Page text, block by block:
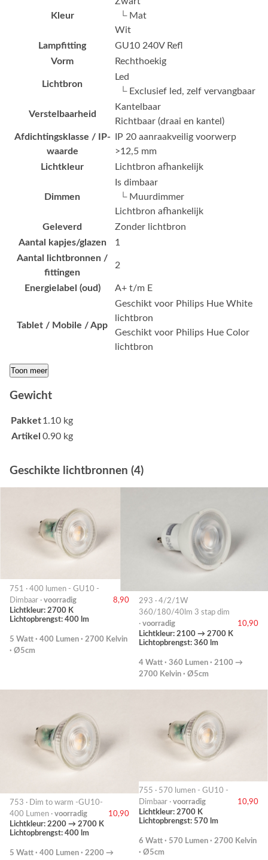
Kleur
└ Mat
Wit
Lampfitting
GU10 240V Refl
Vorm
Rechthoekig
Lichtbron
Led
└ Exclusief led, zelf vervangbaar
Verstelbaarheid
Kantelbaar
Richtbaar (draai en kantel)
Afdichtingsklasse / IP-
waarde
IP 20 aanraakveilig voorwerp
>12,5 mm
Lichtkleur
Lichtbron afhankelijk
Dimmen
Is dimbaar
└ Muurdimmer
Lichtbron afhankelijk
Geleverd
Zonder lichtbron
Aantal kapjes/glazen
1
Aantal lichtbronnen /
fittingen
2
Energielabel (oud) A+ t/m E
Tablet / Mobile / App
Geschikt voor Philips Hue White
lichtbron
Geschikt voor Philips Hue Color
lichtbron
Toon meer
Gewicht
Pakket1.10 kg
Artikel 0.90 kg
Geschikte lichtbronnen (4)
751 · 400 lumen - GU10 -
Dimbaar · voorradig
8,90
Lichtkleur: 2700 K
Lichtopbrengst: 400 lm
5 Watt · 400 Lumen · 2700 Kelvin
· Ø5cm
293 · 4/2/1W
360/180/40lm 3 stap dim
· voorradig
10,90
Lichtkleur: 2100 → 2700 K
Lichtopbrengst: 360 lm
4 Watt · 360 Lumen · 2100 →
2700 Kelvin · Ø5cm
753 · Dim to warm -GU10-
400 Lumen · voorradig
10,90
Lichtkleur: 2200 → 2700 K
Lichtopbrengst: 400 lm
5 Watt · 400 Lumen · 2200 →
755 · 570 lumen - GU10 -
Dimbaar · voorradig
10,90
Lichtkleur: 2700 K
Lichtopbrengst: 570 lm
6 Watt · 570 Lumen · 2700 Kelvin
· Ø5cm